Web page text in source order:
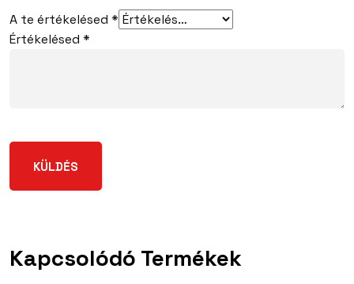
A te értékelésed *
Értékelésed *
Kapcsolódó Termékek